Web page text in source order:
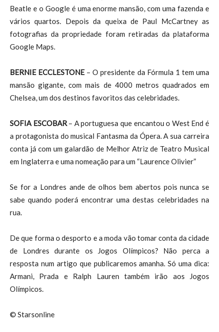
Beatle e o Google é uma enorme mansão, com uma fazenda e
vários quartos. Depois da queixa de Paul McCartney as
fotografias da propriedade foram retiradas da plataforma
Google Maps.
BERNIE ECCLESTONE – O presidente da Fórmula 1 tem uma
mansão gigante, com mais de 4000 metros quadrados em
Chelsea, um dos destinos favoritos das celebridades.
SOFIA ESCOBAR– A portuguesa que encantou o West End é
a protagonista do musical Fantasma da Ópera. A sua carreira
conta já com um galardão de Melhor Atriz de Teatro Musical
em Inglaterra e uma nomeação para um “Laurence Olivier”
Se for a Londres ande de olhos bem abertos pois nunca se
sabe quando poderá encontrar uma destas celebridades na
rua.
De que forma o desporto e a moda vão tomar conta da cidade
de Londres durante os Jogos Olímpicos? Não perca a
resposta num artigo que publicaremos amanha. Só uma dica:
Armani, Prada e Ralph Lauren também irão aos Jogos
Olímpicos.
© Starsonline